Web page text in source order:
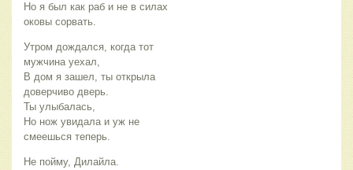
Но я был как раб и не в силах
оковы сорвать.
Утром дождался, когда тот
мужчина уехал,
В дом я зашел, ты открыла
доверчиво дверь.
Ты улыбалась,
Но нож увидала и уж не
смеешься теперь.
Не пойму, Дилайла.